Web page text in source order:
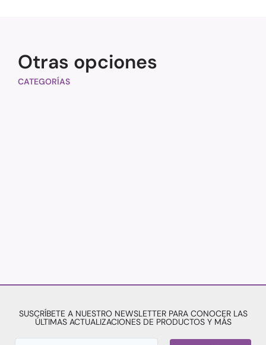
Otras opciones
CATEGORÍAS
SUSCRÍBETE A NUESTRO NEWSLETTER PARA CONOCER LAS
ÚLTIMAS ACTUALIZACIONES DE PRODUCTOS Y MÁS